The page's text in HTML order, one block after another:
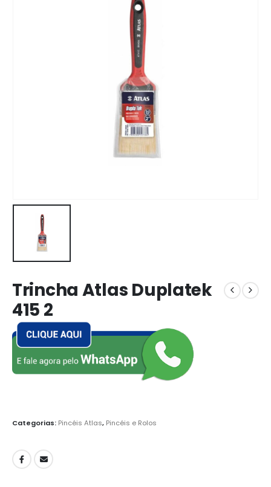
Trincha Atlas Duplatek
415 2
Categorias: Pincéis Atlas, Pincéis e Rolos